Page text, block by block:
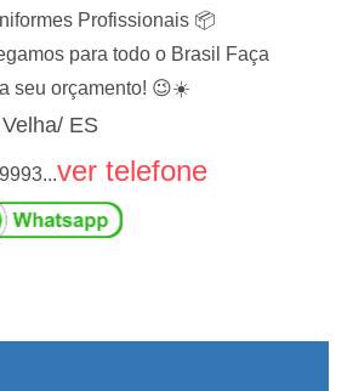
Profissionais 📦
para todo o Brasil Faça
seu orçamento! 😉☀️
ES
ver telefone